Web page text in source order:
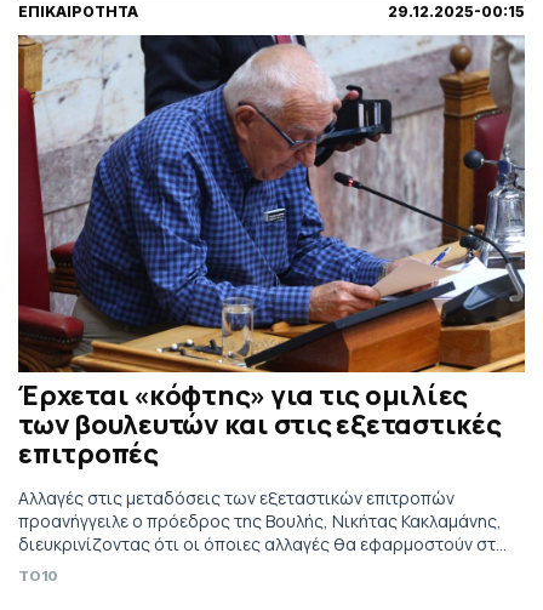
ΕΠΙΚΑΙΡΟΤΗΤΑ 29.12.2025-00:15
Έρχεται «κόφτης» για τις ομιλίες
των βουλευτών και στις εξεταστικές
επιτροπές
Αλλαγές στις μεταδόσεις των εξεταστικών επιτροπών
προανήγγειλε ο πρόεδρος της Βουλής, Νικήτας Κακλαμάνης,
διευκρινίζοντας ότι οι όποιες αλλαγές θα εφαρμοστούν στο
μέλλον
TO10